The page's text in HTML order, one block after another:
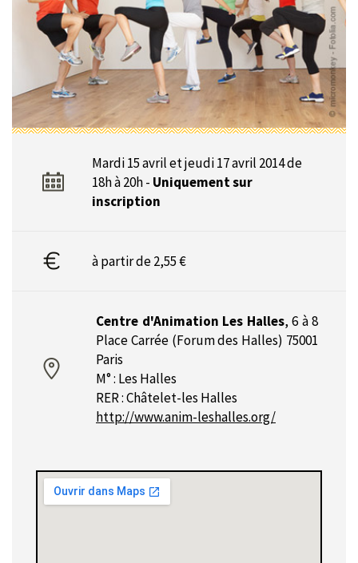
Mardi 15 avril et jeudi 17 avril 2014 de
18h à 20h - Uniquement sur
inscription
à partir de 2,55 €
Centre d'Animation Les Halles, 6 à 8
Place Carrée (Forum des Halles) 75001
Paris
M° : Les Halles
RER : Châtelet-les Halles
http://www.anim-leshalles.org/